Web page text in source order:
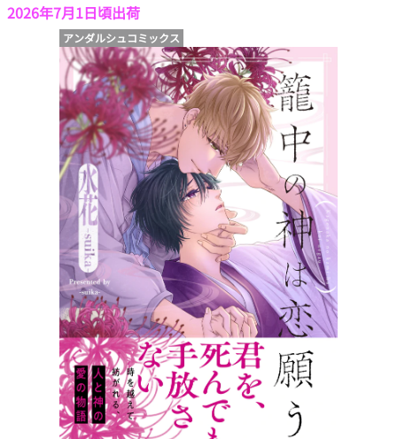
2026年7月1日頃出荷
アンダルシュコミックス